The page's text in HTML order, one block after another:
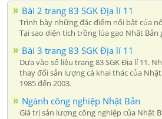
Bài 2 trang 83 SGK Địa lí 11
Trình bày những đặc điểm nổi bật của
Tại sao diện tích trồng lúa gạo Nhật Bản
Bài 3 trang 83 SGK Địa lí 11
Dựa vào số liệu trang 83 SGK Địa lí 11.
thay đổi sản lượng cá khai thác của
1985 đến 2003.
Ngành công nghiệp Nhật Bản
Giá trị sản lượng công nghiệp của Nhật